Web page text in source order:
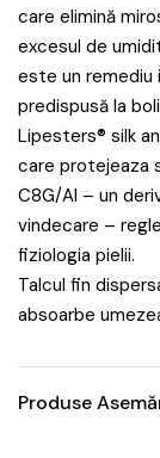
care elimină
excesul de
este un remediu
predispusă la
Lipesters® silk
care protejeaza
C8G/Al – un
vindecare –
fiziologia pielii.
Talcul fin
absoarbe
Produse